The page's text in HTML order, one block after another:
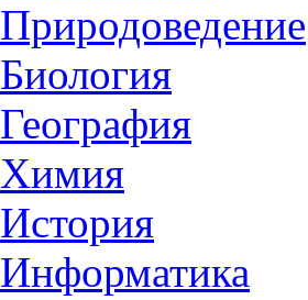
Природоведение
Биология
География
Химия
История
Информатика